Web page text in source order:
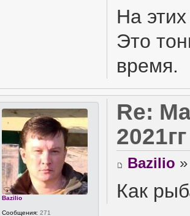
На
Это
время.
Bazilio
Сообщения: 271
Re:
2021гг
Bazilio
Как